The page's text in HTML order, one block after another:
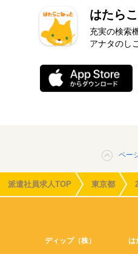
はたら
充実の検索
アナタのし
ペー
派遣社員求人TOP 東京都
ディップ（株） は